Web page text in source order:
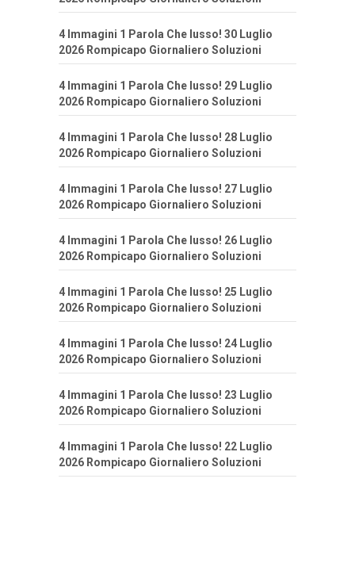
4 Immagini 1 Parola Che lusso! 30 Luglio
2026 Rompicapo Giornaliero Soluzioni
4 Immagini 1 Parola Che lusso! 29 Luglio
2026 Rompicapo Giornaliero Soluzioni
4 Immagini 1 Parola Che lusso! 28 Luglio
2026 Rompicapo Giornaliero Soluzioni
4 Immagini 1 Parola Che lusso! 27 Luglio
2026 Rompicapo Giornaliero Soluzioni
4 Immagini 1 Parola Che lusso! 26 Luglio
2026 Rompicapo Giornaliero Soluzioni
4 Immagini 1 Parola Che lusso! 25 Luglio
2026 Rompicapo Giornaliero Soluzioni
4 Immagini 1 Parola Che lusso! 24 Luglio
2026 Rompicapo Giornaliero Soluzioni
4 Immagini 1 Parola Che lusso! 23 Luglio
2026 Rompicapo Giornaliero Soluzioni
4 Immagini 1 Parola Che lusso! 22 Luglio
2026 Rompicapo Giornaliero Soluzioni